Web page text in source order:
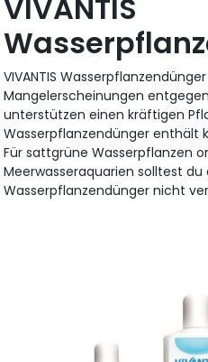
VIVANTIS
VIVANTIS
Mangelerscheinungen
unterstützen einen kräftigen
Wasserpflanzendünger enthält
Für sattgrüne Wasserpflanzen
Meerwasseraquarien solltest du
Wasserpflanzendünger nicht